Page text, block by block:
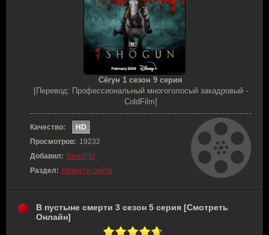
Сёгун 1 сезон 9 серия
[Перевод: Профессиональный многоголосый закадровый -
ColdFilm]
Качество:
HD
Просмотров: 19232
Добавил: DeadFM
Раздел: Новости сайта
В пустыне смерти 3 сезон 5 серия [Смотреть
Онлайн]